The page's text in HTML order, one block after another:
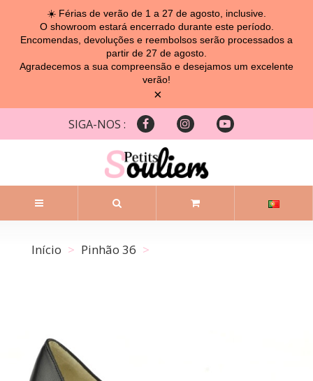
☀️ Férias de verão de 1 a 27 de agosto, inclusive.
O showroom estará encerrado durante este período.
Encomendas, devoluções e reembolsos serão processados ​​a
partir de 27 de agosto.
Agradecemos a sua compreensão e desejamos um excelente
verão!
×
SIGA-NOS :
Início Pinhão 36